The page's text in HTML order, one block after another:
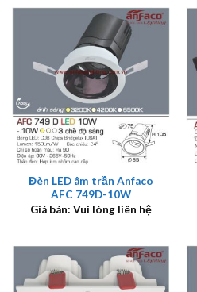
Đèn LED âm trần Anfaco
AFC 749D-10W
Giá bán: Vui lòng liên hệ